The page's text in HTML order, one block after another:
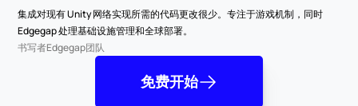
集成对现有 Unity 网络实现所需的代码更改很少。专注于游戏机制，同时
Edgegap 处理基础设施管理和全球部署。
书写者Edgegap团队
免费开始